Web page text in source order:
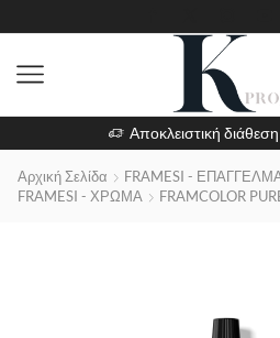
Αποκλειστική
Αρχική Σελίδα
FRAMESI -
FRAMESI - ΧΡΩΜΑ
FRAMCOLOR